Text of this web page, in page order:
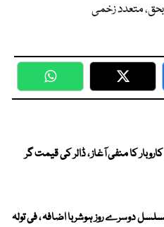
WhatsApp Twitter
کا منفی آغاز ، ڈالر کی قیمت گر
دوسرے روز ہوشربا اضافہ ، فی تولہ